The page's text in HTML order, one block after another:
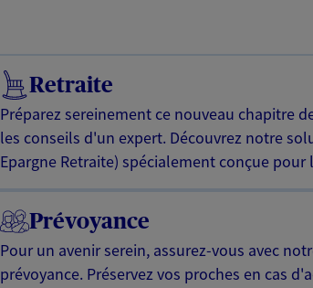
Retraite
Préparez sereinement ce nouveau chapitre
les conseils d'un expert. Découvrez notre
Epargne Retraite) spécialement conçue pour
Prévoyance
Pour un avenir serein, assurez-vous avec
prévoyance. Préservez vos proches en cas